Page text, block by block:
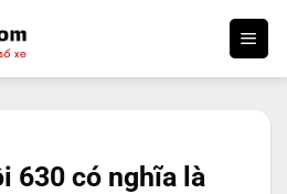
630 có nghĩa là